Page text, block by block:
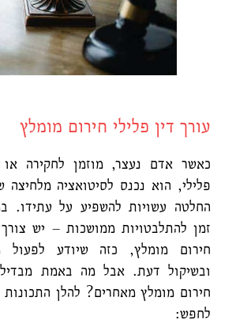
עורך דין פלילי חירום מומלץ
כאשר אדם נעצר, מוזמן לחקירה
פלילי, הוא נכנס לסיטואציה
החלטה עשויות להשפיע על עתידו.
זמן להתלבטויות ממושכות – יש צורך
חירום מומלץ, כזה שיודע לפעול
ובשיקול דעת. אבל מה באמת מבדיל
חירום מומלץ מאחרים? להלן
לחפש: